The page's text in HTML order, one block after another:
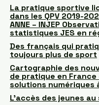
La pratique sportive
dans les QPV 2019-
ANNE – INJEP
statistiques JES en
Des français qui
toujours plus de sport
Cartographie des
de pratique en France
solutions numériques
L’accès des jeunes